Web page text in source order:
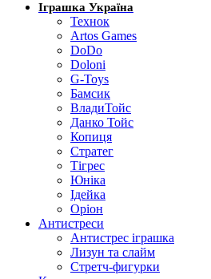
Іграшка Україна
Технок
Artos Games
DoDo
Doloni
G-Toys
Бамсик
ВладиТойс
Данко Тойс
Копиця
Стратег
Тігрес
Юніка
Ідейка
Оріон
Антистреси
Антистрес іграшка
Лизун та слайм
Стретч-фигурки